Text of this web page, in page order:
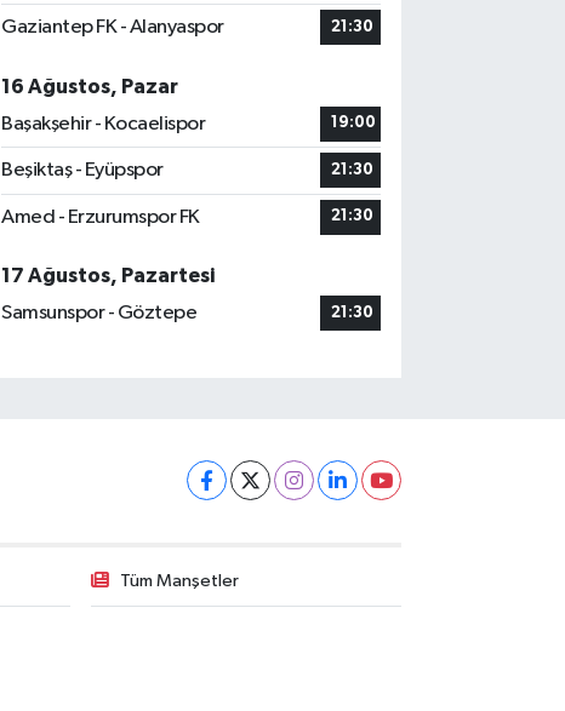
Gaziantep FK - Alanyaspor 21:30
16 Ağustos, Pazar
Başakşehir - Kocaelispor
19:00
Beşiktaş - Eyüpspor 21:30
Amed - Erzurumspor FK 21:30
17 Ağustos, Pazartesi
Samsunspor - Göztepe
21:30
Tüm Manşetler